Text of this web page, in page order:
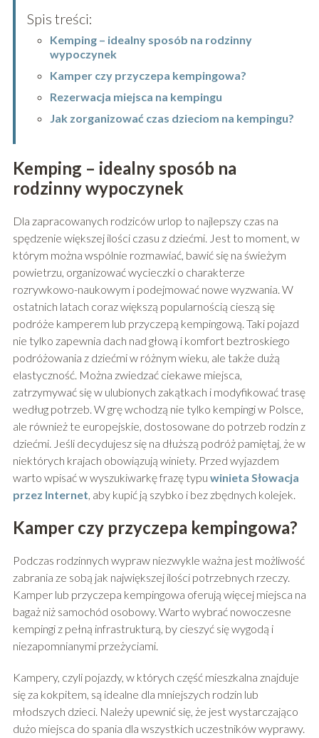
Spis treści:
Kemping – idealny sposób na rodzinny
wypoczynek
Kamper czy przyczepa kempingowa?
Rezerwacja miejsca na kempingu
Jak zorganizować czas dzieciom na kempingu?
Kemping – idealny sposób na
rodzinny wypoczynek
Dla zapracowanych rodziców urlop to najlepszy czas na
spędzenie większej ilości czasu z dziećmi. Jest to moment, w
którym można wspólnie rozmawiać, bawić się na świeżym
powietrzu, organizować wycieczki o charakterze
rozrywkowo-naukowym i podejmować nowe wyzwania. W
ostatnich latach coraz większą popularnością cieszą się
podróże kamperem lub przyczepą kempingową. Taki pojazd
nie tylko zapewnia dach nad głową i komfort beztroskiego
podróżowania z dziećmi w różnym wieku, ale także dużą
elastyczność. Można zwiedzać ciekawe miejsca,
zatrzymywać się w ulubionych zakątkach i modyfikować trasę
według potrzeb. W grę wchodzą nie tylko kempingi w Polsce,
ale również te europejskie, dostosowane do potrzeb rodzin z
dziećmi. Jeśli decydujesz się na dłuższą podróż pamiętaj, że w
niektórych krajach obowiązują winiety. Przed wyjazdem
warto wpisać w wyszukiwarkę frazę typu winieta Słowacja
przez Internet, aby kupić ją szybko i bez zbędnych kolejek.
Kamper czy przyczepa kempingowa?
Podczas rodzinnych wypraw niezwykle ważna jest możliwość
zabrania ze sobą jak największej ilości potrzebnych rzeczy.
Kamper lub przyczepa kempingowa oferują więcej miejsca na
bagaż niż samochód osobowy. Warto wybrać nowoczesne
kempingi z pełną infrastrukturą, by cieszyć się wygodą i
niezapomnianymi przeżyciami.
Kampery, czyli pojazdy, w których część mieszkalna znajduje
się za kokpitem, są idealne dla mniejszych rodzin lub
młodszych dzieci. Należy upewnić się, że jest wystarczająco
dużo miejsca do spania dla wszystkich uczestników wyprawy.